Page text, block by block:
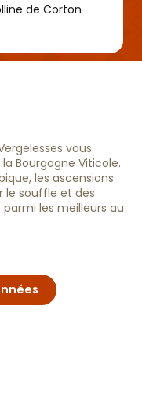
de Corton
vous
Bourgogne Viticole.
les ascensions
le souffle et des
les meilleurs au